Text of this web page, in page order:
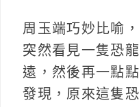
周玉端巧妙比喻
突然看見一隻恐
遠，然後再一點
發現，原來這隻